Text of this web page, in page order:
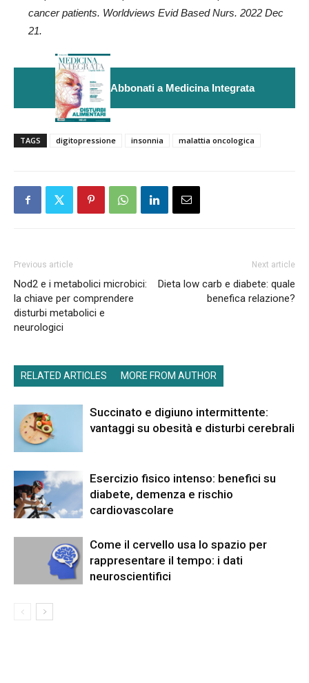
cancer patients. Worldviews Evid Based Nurs. 2022 Dec
21.
Abbonati a Medicina Integrata
TAGS digitopressione insonnia malattia oncologica
Previous article
Nod2 e i metabolici microbici:
la chiave per comprendere
disturbi metabolici e
neurologici
Next article
Dieta low carb e diabete: quale
benefica relazione?
RELATED ARTICLES MORE FROM AUTHOR
Succinato e digiuno intermittente:
vantaggi su obesità e disturbi cerebrali
Esercizio fisico intenso: benefici su
diabete, demenza e rischio
cardiovascolare
Come il cervello usa lo spazio per
rappresentare il tempo: i dati
neuroscientifici